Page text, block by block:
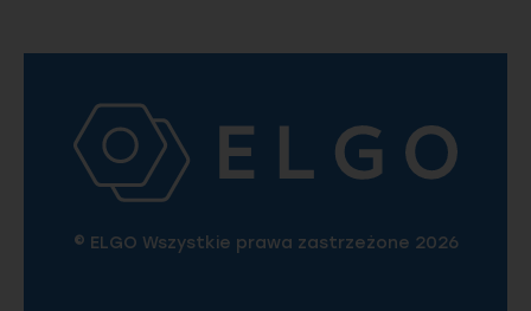
© ELGO Wszystkie prawa zastrzeżone 2026